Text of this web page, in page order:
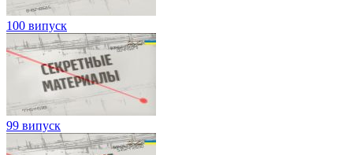
100 випуск
99 випуск